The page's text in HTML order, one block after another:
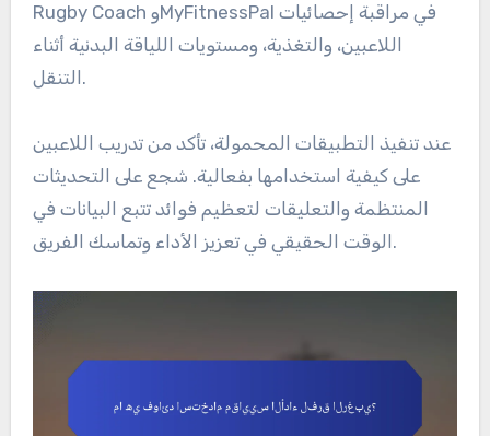
Rugby Coach وMyFitnessPal في مراقبة إحصائيات
اللاعبين، والتغذية، ومستويات اللياقة البدنية أثناء
التنقل.
عند تنفيذ التطبيقات المحمولة، تأكد من تدريب اللاعبين
على كيفية استخدامها بفعالية. شجع على التحديثات
المنتظمة والتعليقات لتعظيم فوائد تتبع البيانات في
الوقت الحقيقي في تعزيز الأداء وتماسك الفريق.